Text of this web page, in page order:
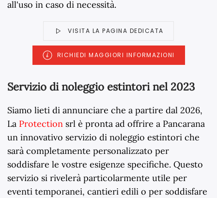
all'uso in caso di necessità.
VISITA LA PAGINA DEDICATA
RICHIEDI MAGGIORI INFORMAZIONI
Servizio di noleggio estintori nel 2023
Siamo lieti di annunciare che a partire dal 2026,
La Protection srl è pronta ad offrire a Pancarana
un innovativo servizio di noleggio estintori che
sarà completamente personalizzato per
soddisfare le vostre esigenze specifiche. Questo
servizio si rivelerà particolarmente utile per
eventi temporanei, cantieri edili o per soddisfare